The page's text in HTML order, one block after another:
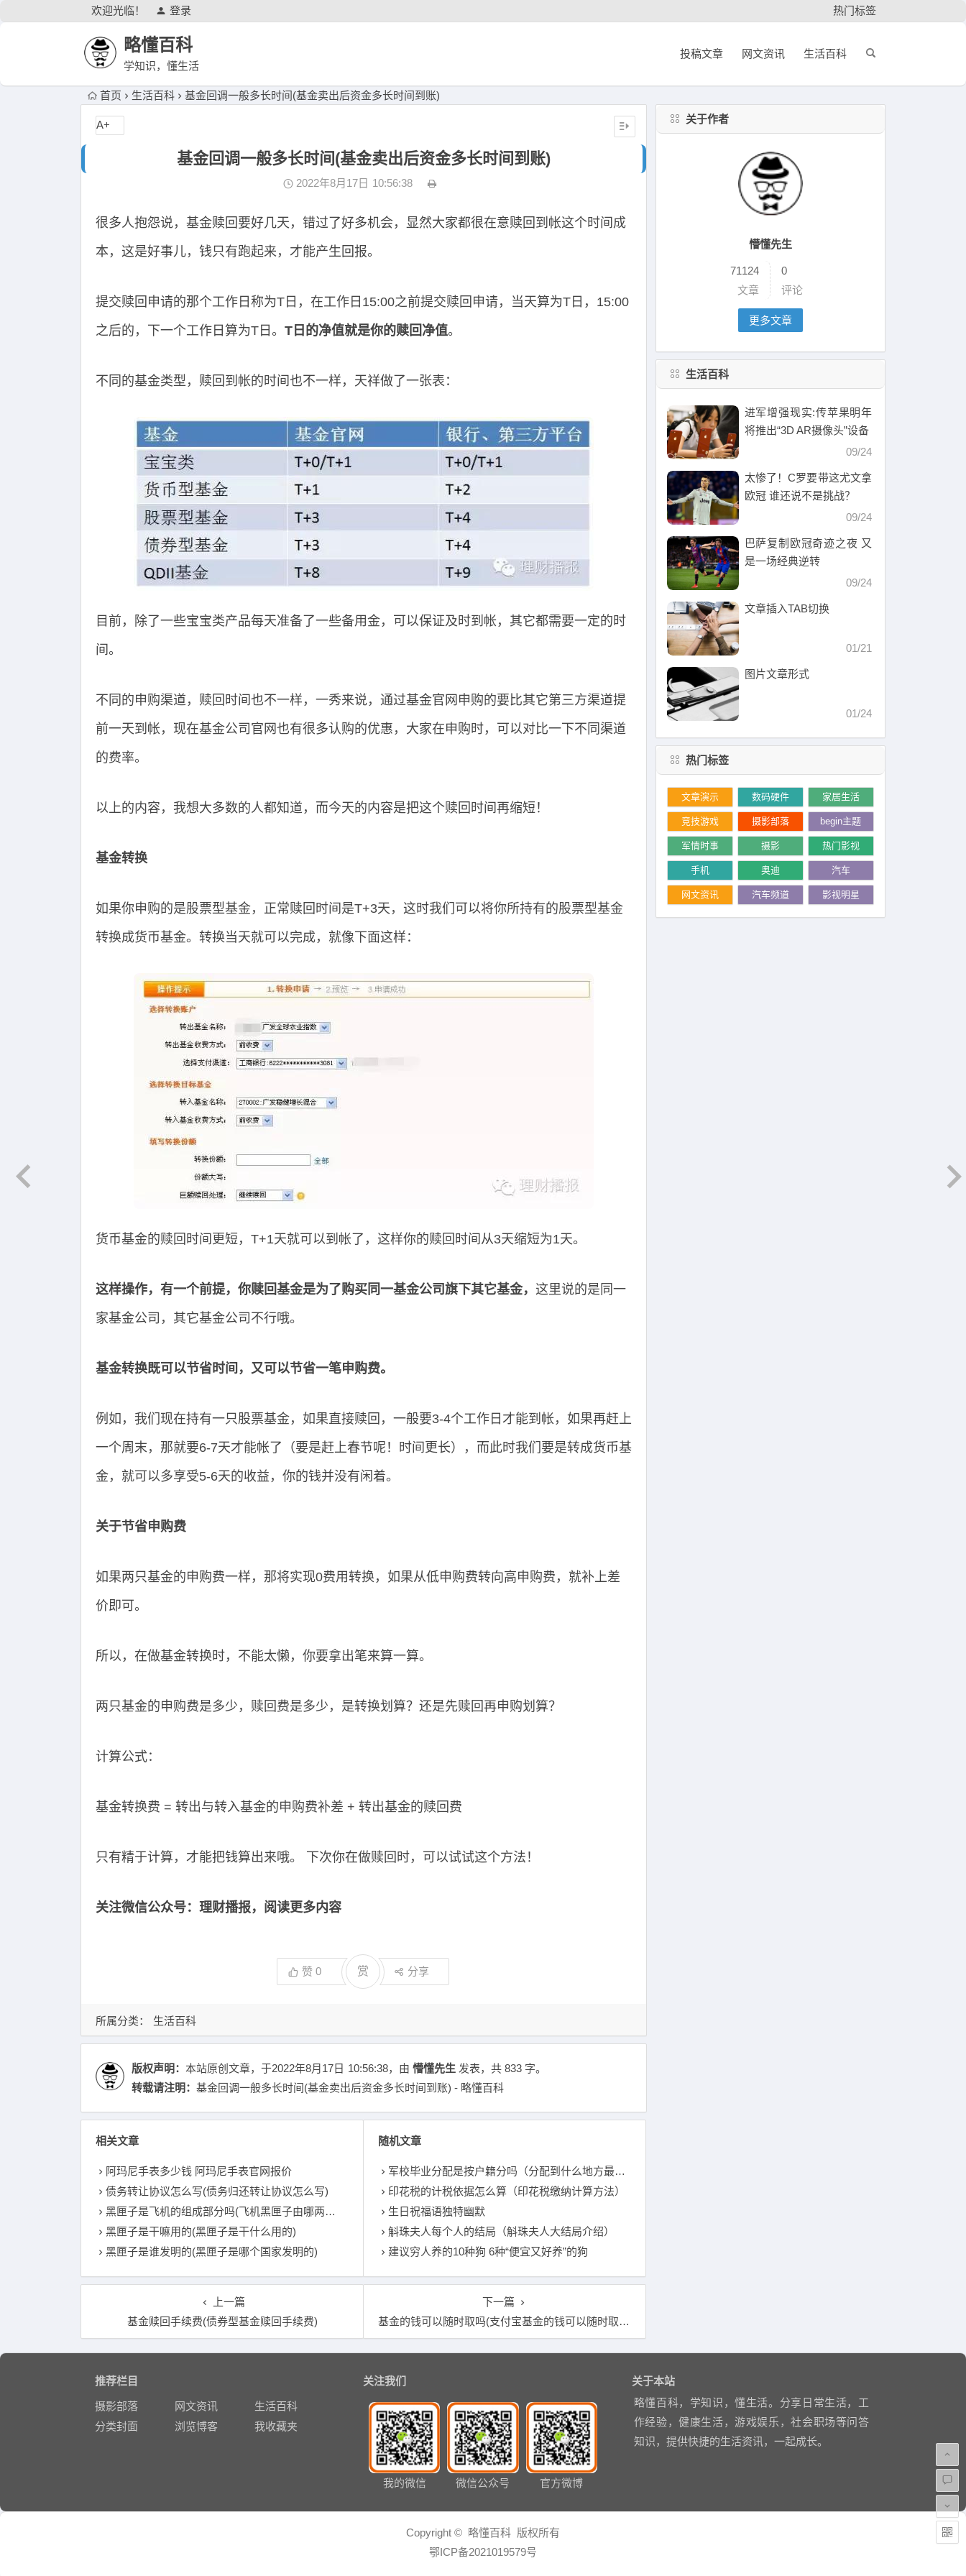
欢迎光临！ 登录 热门标签
略懂百科
学知识，懂生活
投稿文章 网文资讯 生活百科
首页 生活百科 基金回调一般多长时间(基金卖出后资金多长时间到账)
基金回调一般多长时间(基金卖出后资金多长时间到账)
2022年8月17日 10:56:38
很多人抱怨说，基金赎回要好几天，错过了好多机会，显然大家都很在意赎回到帐这个时间成
本，这是好事儿，钱只有跑起来，才能产生回报。
提交赎回申请的那个工作日称为T日，在工作日15:00之前提交赎回申请，当天算为T日，15:00
之后的，下一个工作日算为T日。 T日的净值就是你的赎回净值。
不同的基金类型，赎回到帐的时间也不一样，天祥做了一张表：
目前，除了一些宝宝类产品每天准备了一些备用金，可以保证及时到帐，其它都需要一定的时
间。
不同的申购渠道，赎回时间也不一样，一秀来说，通过基金官网申购的要比其它第三方渠道提
前一天到帐，现在基金公司官网也有很多认购的优惠，大家在申购时，可以对比一下不同渠道
的费率。
以上的内容，我想大多数的人都知道，而今天的内容是把这个赎回时间再缩短！
基金转换
如果你申购的是股票型基金，正常赎回时间是T+3天，这时我们可以将你所持有的股票型基金
转换成货币基金。转换当天就可以完成，就像下面这样：
货币基金的赎回时间更短，T+1天就可以到帐了，这样你的赎回时间从3天缩短为1天。
这样操作，有一个前提，你赎回基金是为了购买同一基金公司旗下其它基金， 这里说的是同一
家基金公司，其它基金公司不行哦。
基金转换既可以节省时间，又可以节省一笔申购费。
例如，我们现在持有一只股票基金，如果直接赎回，一般要3-4个工作日才能到帐，如果再赶上
一个周末，那就要6-7天才能帐了（要是赶上春节呢！时间更长），而此时我们要是转成货币基
金，就可以多享受5-6天的收益，你的钱并没有闲着。
关于节省申购费
如果两只基金的申购费一样，那将实现0费用转换，如果从低申购费转向高申购费，就补上差
价即可。
所以，在做基金转换时，不能太懒，你要拿出笔来算一算。
两只基金的申购费是多少，赎回费是多少，是转换划算？还是先赎回再申购划算？
计算公式：
基金转换费 = 转出与转入基金的申购费补差 + 转出基金的赎回费
只有精于计算，才能把钱算出来哦。 下次你在做赎回时，可以试试这个方法！
关注微信公众号：理财播报，阅读更多内容
赞 0 赏 分享
A+
所属分类： 生活百科
版权声明： 本站原创文章，于2022年8月17日 10:56:38，由 懵懂先生 发表，共 833 字。
转载请注明： 基金回调一般多长时间(基金卖出后资金多长时间到账) - 略懂百科
相关文章
阿玛尼手表多少钱 阿玛尼手表官网报价
债务转让协议怎么写(债务归还转让协议怎么写)
黑匣子是飞机的组成部分吗(飞机黑匣子由哪两部分组成)
黑匣子是干嘛用的(黑匣子是干什么用的)
黑匣子是谁发明的(黑匣子是哪个国家发明的)
随机文章
军校毕业分配是按户籍分吗（分配到什么地方最好）
印花税的计税依据怎么算（印花税缴纳计算方法）
生日祝福语独特幽默
斛珠夫人每个人的结局（斛珠夫人大结局介绍）
建议穷人养的10种狗 6种“便宜又好养”的狗
上一篇
基金赎回手续费(债券型基金赎回手续费)
下一篇
基金的钱可以随时取吗(支付宝基金的钱可以随时取吗)
关于作者
懵懂先生
71124
文章
0
评论
更多文章
生活百科
进军增强现实:传苹果明年
将推出“3D AR摄像头”设备
09/24
太惨了！C罗要带这尤文拿
欧冠 谁还说不是挑战？
09/24
巴萨复制欧冠奇迹之夜 又
是一场经典逆转
09/24
文章插入TAB切换
01/21
图片文章形式
01/24
热门标签
文章演示 数码硬件 家居生活
竞技游戏 摄影部落 begin主题
军情时事 摄影 热门影视
手机 奥迪 汽车
网文资讯 汽车频道 影视明星
推荐栏目
摄影部落 网文资讯
生活百科
分类封面
浏览博客 我收藏夹
关注我们
我的微信 微信公众号 官方微博
关于本站
略懂百科，学知识，懂生活。分享日常生活，工
作经验，健康生活，游戏娱乐，社会职场等问答
知识，提供快捷的生活资讯，一起成长。
Copyright © 略懂百科 版权所有
鄂ICP备2021019579号